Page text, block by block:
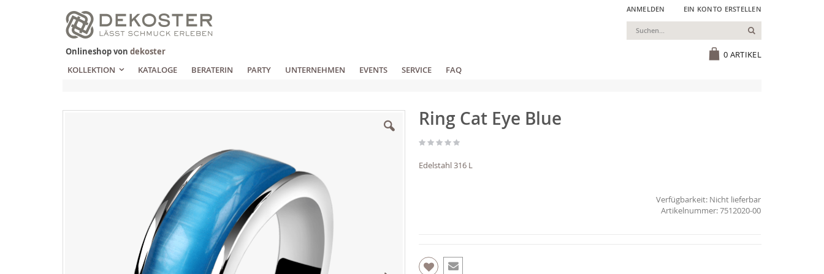
Zum
Inhalt
springen
ANMELDEN EIN KONTO ERSTELLEN
0 ARTIKEL
Suchen
Onlineshop von dekoster
KOLLEKTION
KATALOGE BERATERIN PARTY UNTERNEHMEN EVENTS SERVICE FAQ
Ring Cat Eye Blue
Edelstahl 316 L
Verfügbarkeit: Nicht lieferbar
7512020-00